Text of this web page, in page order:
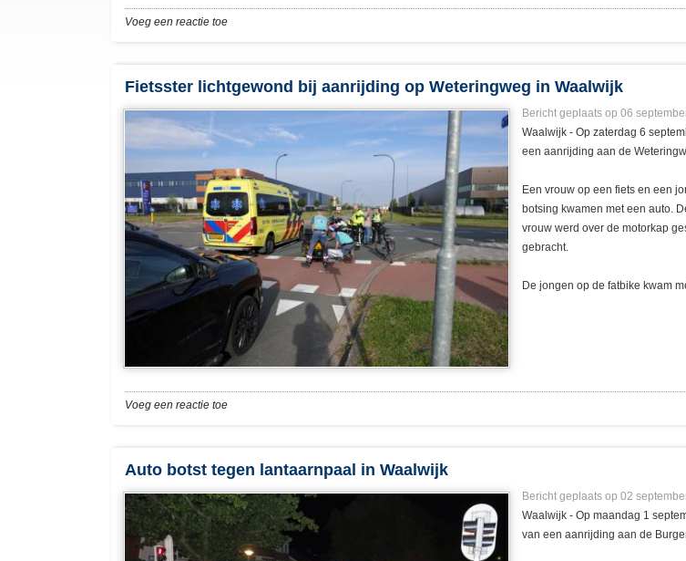
Voeg een reactie toe
Fietsster lichtgewond bij aanrijding op Weteringweg in Waalwijk
Bericht geplaats op 06
Waalwijk - Op zaterdag 6
een aanrijding aan de
Een vrouw op een fiets en een
botsing kwamen met een auto.
vrouw werd over de motorkap
gebracht.
De jongen op de fatbike kwam
Voeg een reactie toe
Auto botst tegen lantaarnpaal in Waalwijk
Bericht geplaats op 02
Waalwijk - Op maandag 1
van een aanrijding aan de